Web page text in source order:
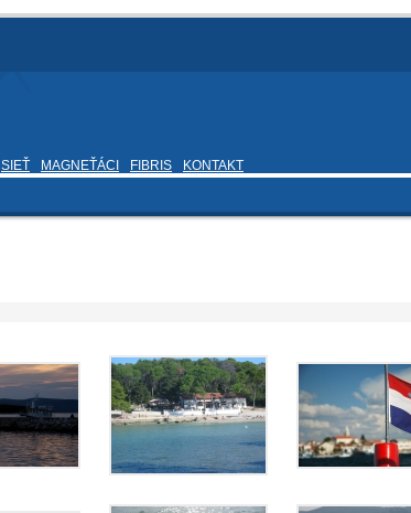
SIEŤ MAGNEŤÁCI FIBRIS
KONTAKT